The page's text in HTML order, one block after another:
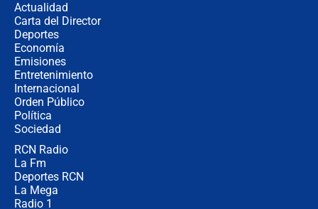
Actualidad
Carta del Director
Deportes
Economía
Emisiones
Entretenimiento
Internacional
Orden Público
Política
Sociedad
RCN Radio
La Fm
Deportes RCN
La Mega
Radio 1